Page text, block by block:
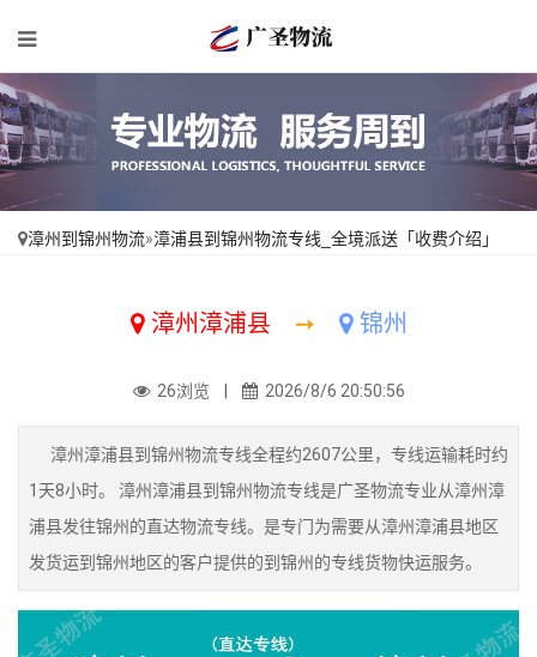
漳州到锦州物流»漳浦县到锦州物流专线_全境派送「收费介绍」
漳州漳浦县 ➙ 锦州
26浏览 | 2026/8/6 20:50:56
漳州漳浦县到锦州物流专线全程约2607公里，专线运输耗时约
1天8小时。 漳州漳浦县到锦州物流专线是广圣物流专业从漳州漳
浦县发往锦州的直达物流专线。是专门为需要从漳州漳浦县地区
发货运到锦州地区的客户提供的到锦州的专线货物快运服务。